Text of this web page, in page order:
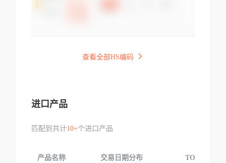
查看全部HS编码
进口产品
匹配到共计10+个进口产品
产品名称 交易日期分布 TOP3交易国